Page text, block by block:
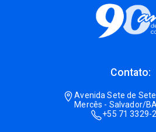
Contato:
Avenida Sete de
Mercês - Salvador/
+55 71 3329-